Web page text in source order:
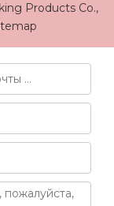
Products Co.,